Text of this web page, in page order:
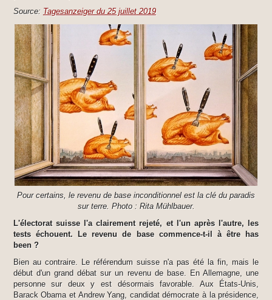
Source: Tagesanzeiger du 25 juillet 2019
Pour certains, le revenu de base inconditionnel est la clé du paradis
sur terre. Photo : Rita Mühlbauer.
L'électorat suisse l'a clairement rejeté, et l'un après l'autre, les
tests échouent. Le revenu de base commence-t-il à être has
been ?​
Bien au contraire. Le référendum suisse n'a pas été la fin, mais le
début d'un grand débat sur un revenu de base. En Allemagne, une
personne sur deux y est désormais favorable. Aux États-Unis,
Barack Obama et Andrew Yang, candidat démocrate à la présidence,